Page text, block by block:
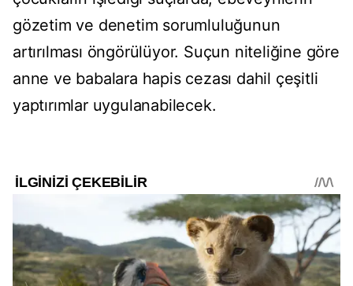
gözetim ve denetim sorumluluğunun
artırılması öngörülüyor. Suçun niteliğine göre
anne ve babalara hapis cezası dahil çeşitli
yaptırımlar uygulanabilecek.